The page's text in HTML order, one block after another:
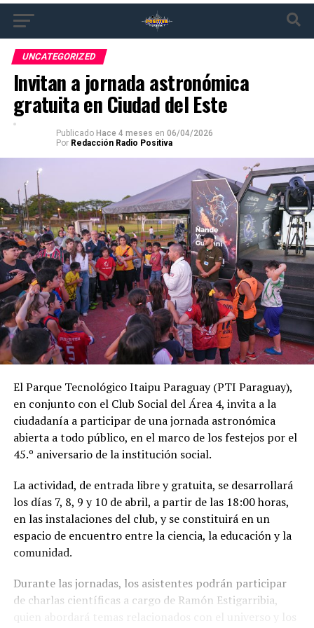
UNCATEGORIZED
Invitan a jornada astronómica
gratuita en Ciudad del Este
Publicado Hace 4 meses en 06/04/2026
Por Redacción Radio Positiva
El Parque Tecnológico Itaipu Paraguay (PTI Paraguay),
en conjunto con el Club Social del Área 4, invita a la
ciudadanía a participar de una jornada astronómica
abierta a todo público, en el marco de los festejos por el
45.º aniversario de la institución social.
La actividad, de entrada libre y gratuita, se desarrollará
los días 7, 8, 9 y 10 de abril, a partir de las 18:00 horas,
en las instalaciones del club, y se constituirá en un
espacio de encuentro entre la ciencia, la educación y la
comunidad.
Durante las jornadas, los asistentes podrán participar
de charlas científicas a cargo de Ramón Estigarribia,